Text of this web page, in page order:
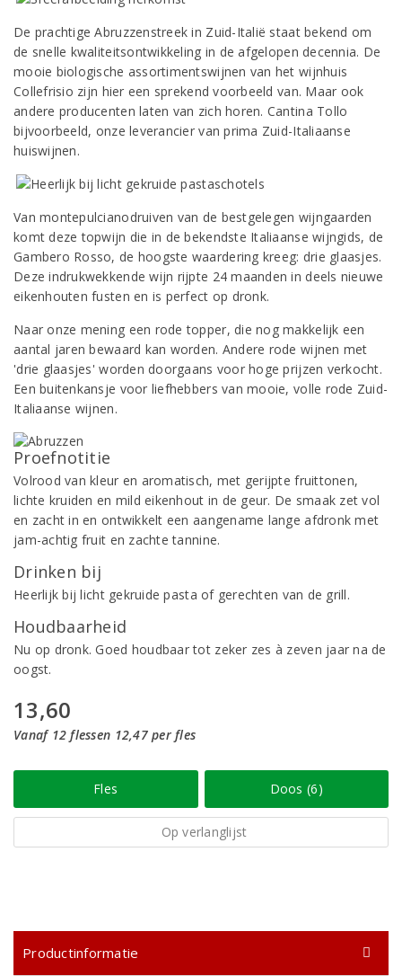
De prachtige Abruzzenstreek in Zuid-Italië staat bekend om
de snelle kwaliteitsontwikkeling in de afgelopen decennia. De
mooie biologische assortimentswijnen van het wijnhuis
Collefrisio zijn hier een sprekend voorbeeld van. Maar ook
andere producenten laten van zich horen. Cantina Tollo
bijvoorbeeld, onze leverancier van prima Zuid-Italiaanse
huiswijnen.
Van montepulcianodruiven van de bestgelegen wijngaarden
komt deze topwijn die in de bekendste Italiaanse wijngids, de
Gambero Rosso, de hoogste waardering kreeg: drie glaasjes.
Deze indrukwekkende wijn rijpte 24 maanden in deels nieuwe
eikenhouten fusten en is perfect op dronk.
Naar onze mening een rode topper, die nog makkelijk een
aantal jaren bewaard kan worden. Andere rode wijnen met
'drie glaasjes' worden doorgaans voor hoge prijzen verkocht.
Een buitenkansje voor liefhebbers van mooie, volle rode Zuid-
Italiaanse wijnen.
Proefnotitie
Volrood van kleur en aromatisch, met gerijpte fruittonen,
lichte kruiden en mild eikenhout in de geur. De smaak zet vol
en zacht in en ontwikkelt een aangename lange afdronk met
jam-achtig fruit en zachte tannine.
Drinken bij
Heerlijk bij licht gekruide pasta of gerechten van de grill.
Houdbaarheid
Nu op dronk. Goed houdbaar tot zeker zes à zeven jaar na de
oogst.
13,60
Vanaf 12 flessen 12,47 per fles
Fles Doos (6)
Op verlanglijst
Productinformatie